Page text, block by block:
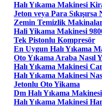
Halı Yıkama Makinesi
Jeton veya Para Sıkışırsa
Zemin Temizlik
Hali Yikama Makinesi
Tek Pistonlu Kompresör
En Uygun Halı Yıkama
Oto Yıkama Araba Nasıl
Halı Yıkama Makinesi
Halı Yıkama Makinesi
Jetonlu Oto Yikama
Dm Halı Yıkama
Halı Yıkama Makinesi